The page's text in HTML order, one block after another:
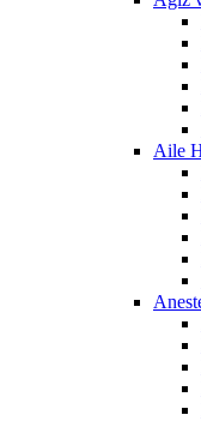
Aile